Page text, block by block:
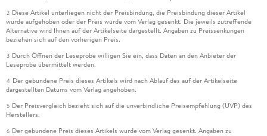
2 Diese Artikel unterliegen nicht der Preisbindung, die Preisbindung dieser Artikel
wurde aufgehoben oder der Preis wurde vom Verlag gesenkt. Die jeweils zutreffende
Alternative wird Ihnen auf der Artikelseite dargestellt. Angaben zu Preissenkungen
beziehen sich auf den vorherigen Preis.
3 Durch Öffnen der Leseprobe willigen Sie ein, dass Daten an den Anbieter der
Leseprobe übermittelt werden.
4 Der gebundene Preis dieses Artikels wird nach Ablauf des auf der Artikelseite
dargestellten Datums vom Verlag angehoben.
5 Der Preisvergleich bezieht sich auf die unverbindliche Preisempfehlung (UVP) des
Herstellers.
6 Der gebundene Preis dieses Artikels wurde vom Verlag gesenkt. Angaben zu